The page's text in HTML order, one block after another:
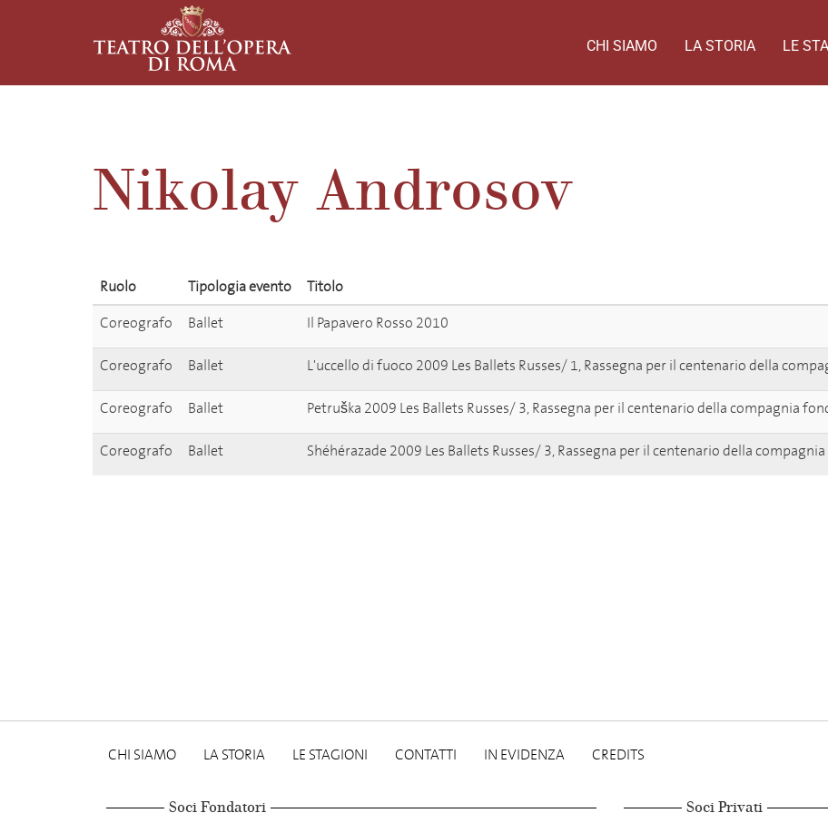
CHI SIAMO LA STORIA LE
Nikolay Androsov
Ruolo Tipologia evento
Titolo
Coreografo
Ballet Il Papavero Rosso 2010
Coreografo Ballet L'uccello di fuoco 2009 Les Ballets Russes/ 1, Rassegna per il centenario della
Coreografo Ballet Petruška 2009 Les Ballets Russes/ 3, Rassegna per il centenario della compagnia
Coreografo Ballet Shéhérazade 2009 Les Ballets Russes/ 3, Rassegna per il centenario della
CHI SIAMO LA STORIA LE STAGIONI CONTATTI IN EVIDENZA CREDITS
Soci Fondatori Soci Privati